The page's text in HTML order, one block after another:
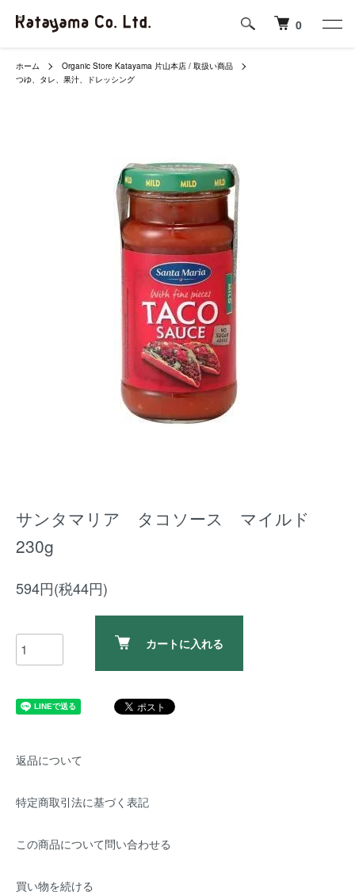
0
ホーム
Organic Store Katayama 片山本店 / 取扱い商品
つゆ、タレ、果汁、ドレッシング
サンタマリア タコソース マイルド
230g
594円(税44円)
カートに入れる
返品について
特定商取引法に基づく表記
この商品について問い合わせる
買い物を続ける